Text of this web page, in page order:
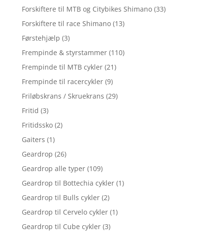
Forskiftere til MTB og Citybikes Shimano (33)
Forskiftere til race Shimano (13)
Førstehjælp (3)
Frempinde & styrstammer (110)
Frempinde til MTB cykler (21)
Frempinde til racercykler (9)
Friløbskrans / Skruekrans (29)
Fritid (3)
Fritidssko (2)
Gaiters (1)
Geardrop (26)
Geardrop alle typer (109)
Geardrop til Bottechia cykler (1)
Geardrop til Bulls cykler (2)
Geardrop til Cervelo cykler (1)
Geardrop til Cube cykler (3)